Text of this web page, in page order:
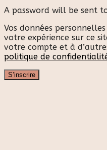
A password will be sent
Vos données
votre expérience sur ce
votre compte et à
politique de
S’inscrire